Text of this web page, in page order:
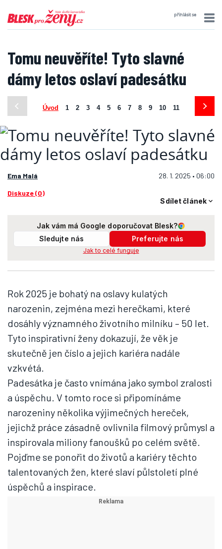
přihlásit se
Tomu neuvěříte! Tyto slavné
dámy letos oslaví padesátku
Úvod 1 2 3 4 5 6 7 8 9 10 11
Ema Malá 28. 1. 2025 • 06:00
Diskuze (0)
Sdílet článek
Jak vám má Google doporučovat Blesk?
Sledujte nás
Preferujte nás
Jak to celé funguje
Rok 2025 je bohatý na oslavy kulatých
narozenin, zejména mezi herečkami, které
dosáhly významného životního milníku – 50 let.
Tyto inspirativní ženy dokazují, že věk je
skutečně jen číslo a jejich kariéra nadále
vzkvétá.
Padesátka je často vnímána jako symbol zralosti
a úspěchu. V tomto roce si připomínáme
narozeniny několika výjimečných hereček,
jejichž práce zásadně ovlivnila filmový průmysl a
inspirovala miliony fanoušků po celém světě.
Pojďme se ponořit do životů a kariéry těchto
talentovaných žen, které slaví půlstoletí plné
úspěchů a inspirace.